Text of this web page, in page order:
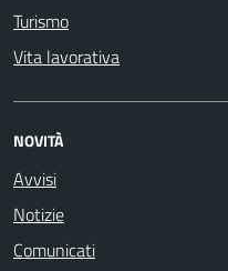
Turismo
Vita lavorativa
NOVITÀ
Avvisi
Notizie
Comunicati